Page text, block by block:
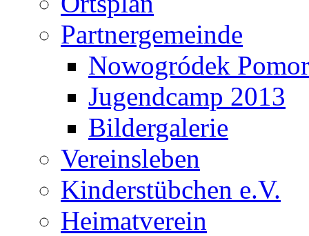
Partnergemeinde
Nowogródek
Jugendcamp 2013
Bildergalerie
Vereinsleben
Kinderstübchen e.V.
Heimatverein